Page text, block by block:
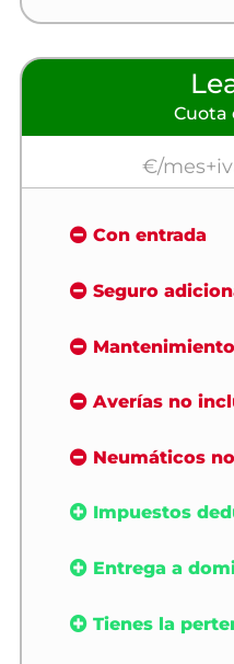
Cuota
€/
Con entrada
Seguro
Averías no
Neumáticos
Impuestos
Entrega a
Tienes la